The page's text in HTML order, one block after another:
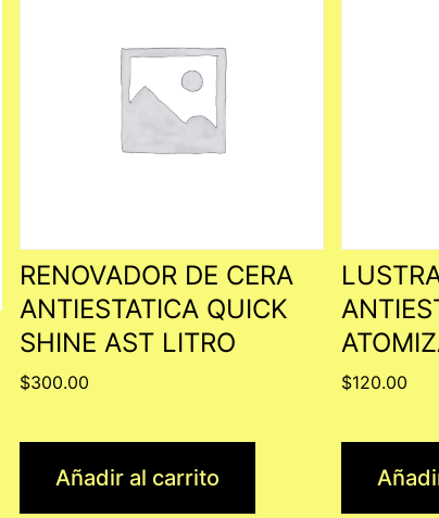
RENOVADOR DE CERA
ANTIESTATICA QUICK
SHINE AST LITRO
$300.00
Añadir al carrito
$120.00